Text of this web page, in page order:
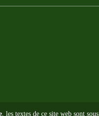
, les textes de ce site web sont sous